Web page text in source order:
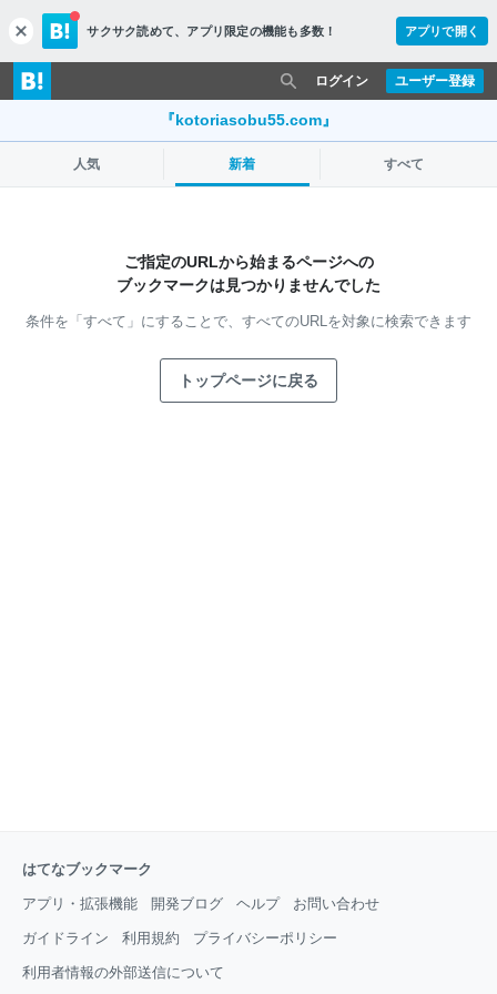
c
l
o
s
サクサク読めて、 アプリ限定の機能も多数！ アプリで開く
ユーザー登録
ログイン
『kotoriasobu55.com』
人気 新着 すべて
ご指定のURLから始まるページへの
ブックマークは見つかりませんでした
条件を「すべて」にすることで、 すべてのURLを対象に検索できます
トップページに戻る
はてなブックマーク
アプリ・拡張機能 開発ブログ ヘルプ お問い合わせ
ガイドライン 利用規約 プライバシーポリシー
利用者情報の外部送信について